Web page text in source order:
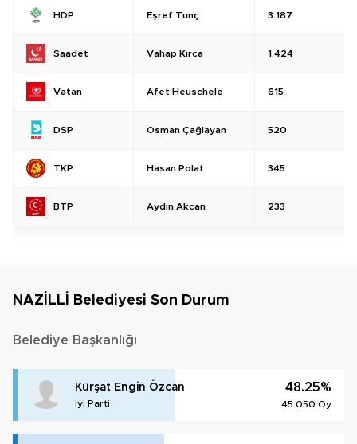
HDP Eşref Tunç 3.187
Saadet Vahap Kırca 1.424
Vatan Afet Heuschele 615
DSP Osman Çağlayan 520
TKP Hasan Polat 345
BTP Aydın Akcan 233
NAZİLLİ Belediyesi Son Durum
Belediye Başkanlığı
Kürşat Engin Özcan
İyi Parti
48.25%
45.050 Oy